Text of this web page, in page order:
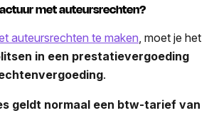
met auteursrechten?
auteursrechten te maken, moet je het
in een prestatievergoeding
.
geldt normaal een btw-tarief van